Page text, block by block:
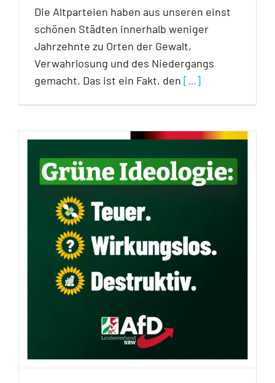
Die Altparteien haben aus unseren einst
schönen Städten innerhalb weniger
Jahrzehnte zu Orten der Gewalt,
Verwahrlosung und des Niedergangs
gemacht. Das ist ein Fakt, den […]